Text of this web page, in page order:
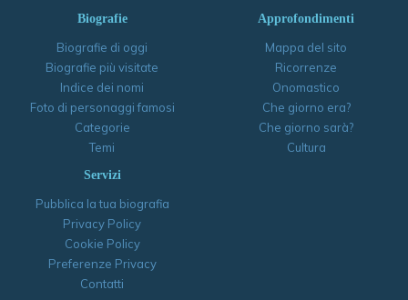
Biografie
Biografie di oggi
Biografie più visitate
Indice dei nomi
Foto di personaggi famosi
Categorie
Temi
Approfondimenti
Mappa del sito
Ricorrenze
Onomastico
Che giorno era?
Che giorno sarà?
Cultura
Servizi
Pubblica la tua biografia
Privacy Policy
Cookie Policy
Preferenze Privacy
Contatti